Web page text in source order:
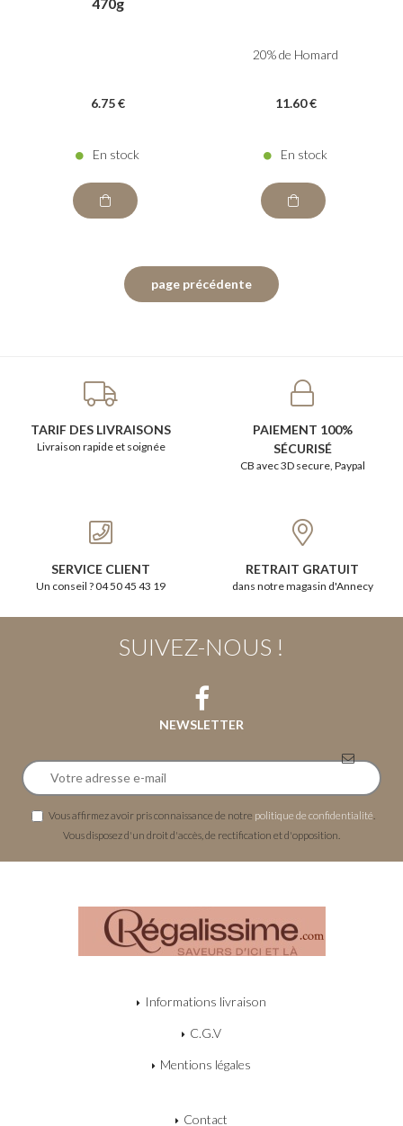
6.75 €
En stock
20% de Homard
11.60 €
En stock
TARIF DES LIVRAISONS
Livraison rapide et soignée
PAIEMENT 100%
SÉCURISÉ
CB avec 3D secure, Paypal
SERVICE CLIENT
Un conseil ? 04 50 45 43 19
RETRAIT GRATUIT
dans notre magasin d'Annecy
SUIVEZ-NOUS !
NEWSLETTER
Vous affirmez avoir pris connaissance de notre politique de confidentialité
Vous disposez d'un droit d'accès, de rectification et d'opposition.
Informations livraison
C.G.V
Mentions légales
Contact